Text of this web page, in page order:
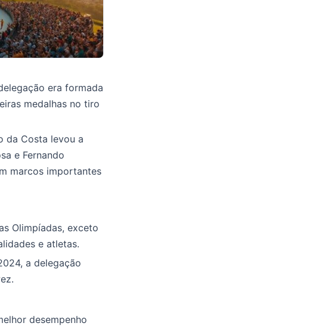
era formada
medalhas no tiro
da Costa levou a
e Fernando
marcos importantes
Olimpíadas, exceto
e atletas.
a delegação
desempenho